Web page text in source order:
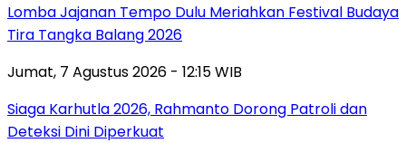
Lomba Jajanan Tempo Dulu Meriahkan Festival Budaya
Tira Tangka Balang 2026
Jumat, 7 Agustus 2026 - 12:15 WIB
Siaga Karhutla 2026, Rahmanto Dorong Patroli dan
Deteksi Dini Diperkuat